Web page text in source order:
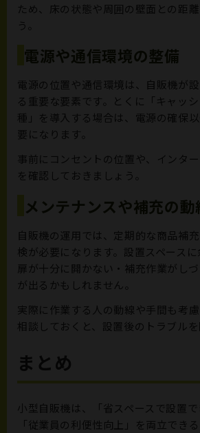
ため、床の状態や周囲の壁面との距
う。
電源や通信環境の整備
電源の位置や通信環境は、自販機が
る重要な要素です。とくに「キャッ
種」を導入する場合は、電源の確保
要になります。
事前にコンセントの位置や、インタ
を確認しておきましょう。
メンテナンスや補充の動
自販機の運用では、定期的な商品補
検が必要になります。設置スペースに
扉が十分に開かない・補充作業がし
が出るかもしれません。
実際に作業する人の動線や手間も考
相談しておくと、設置後のトラブルを
まとめ
小型自販機は、「省スペースで設置
「従業員の利便性向上」を両立でき